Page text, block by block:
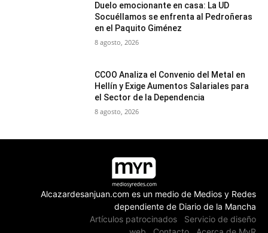
Duelo emocionante en casa: La UD
Socuéllamos se enfrenta al Pedroñeras
en el Paquito Giménez
8 agosto, 2026
CCOO Analiza el Convenio del Metal en
Hellín y Exige Aumentos Salariales para
el Sector de la Dependencia
8 agosto, 2026
Alcazardesanjuan.com es un medio de Medios y Redes
dependiente de Diario de la Mancha
Artículos patrocinados
Servicio de diseño